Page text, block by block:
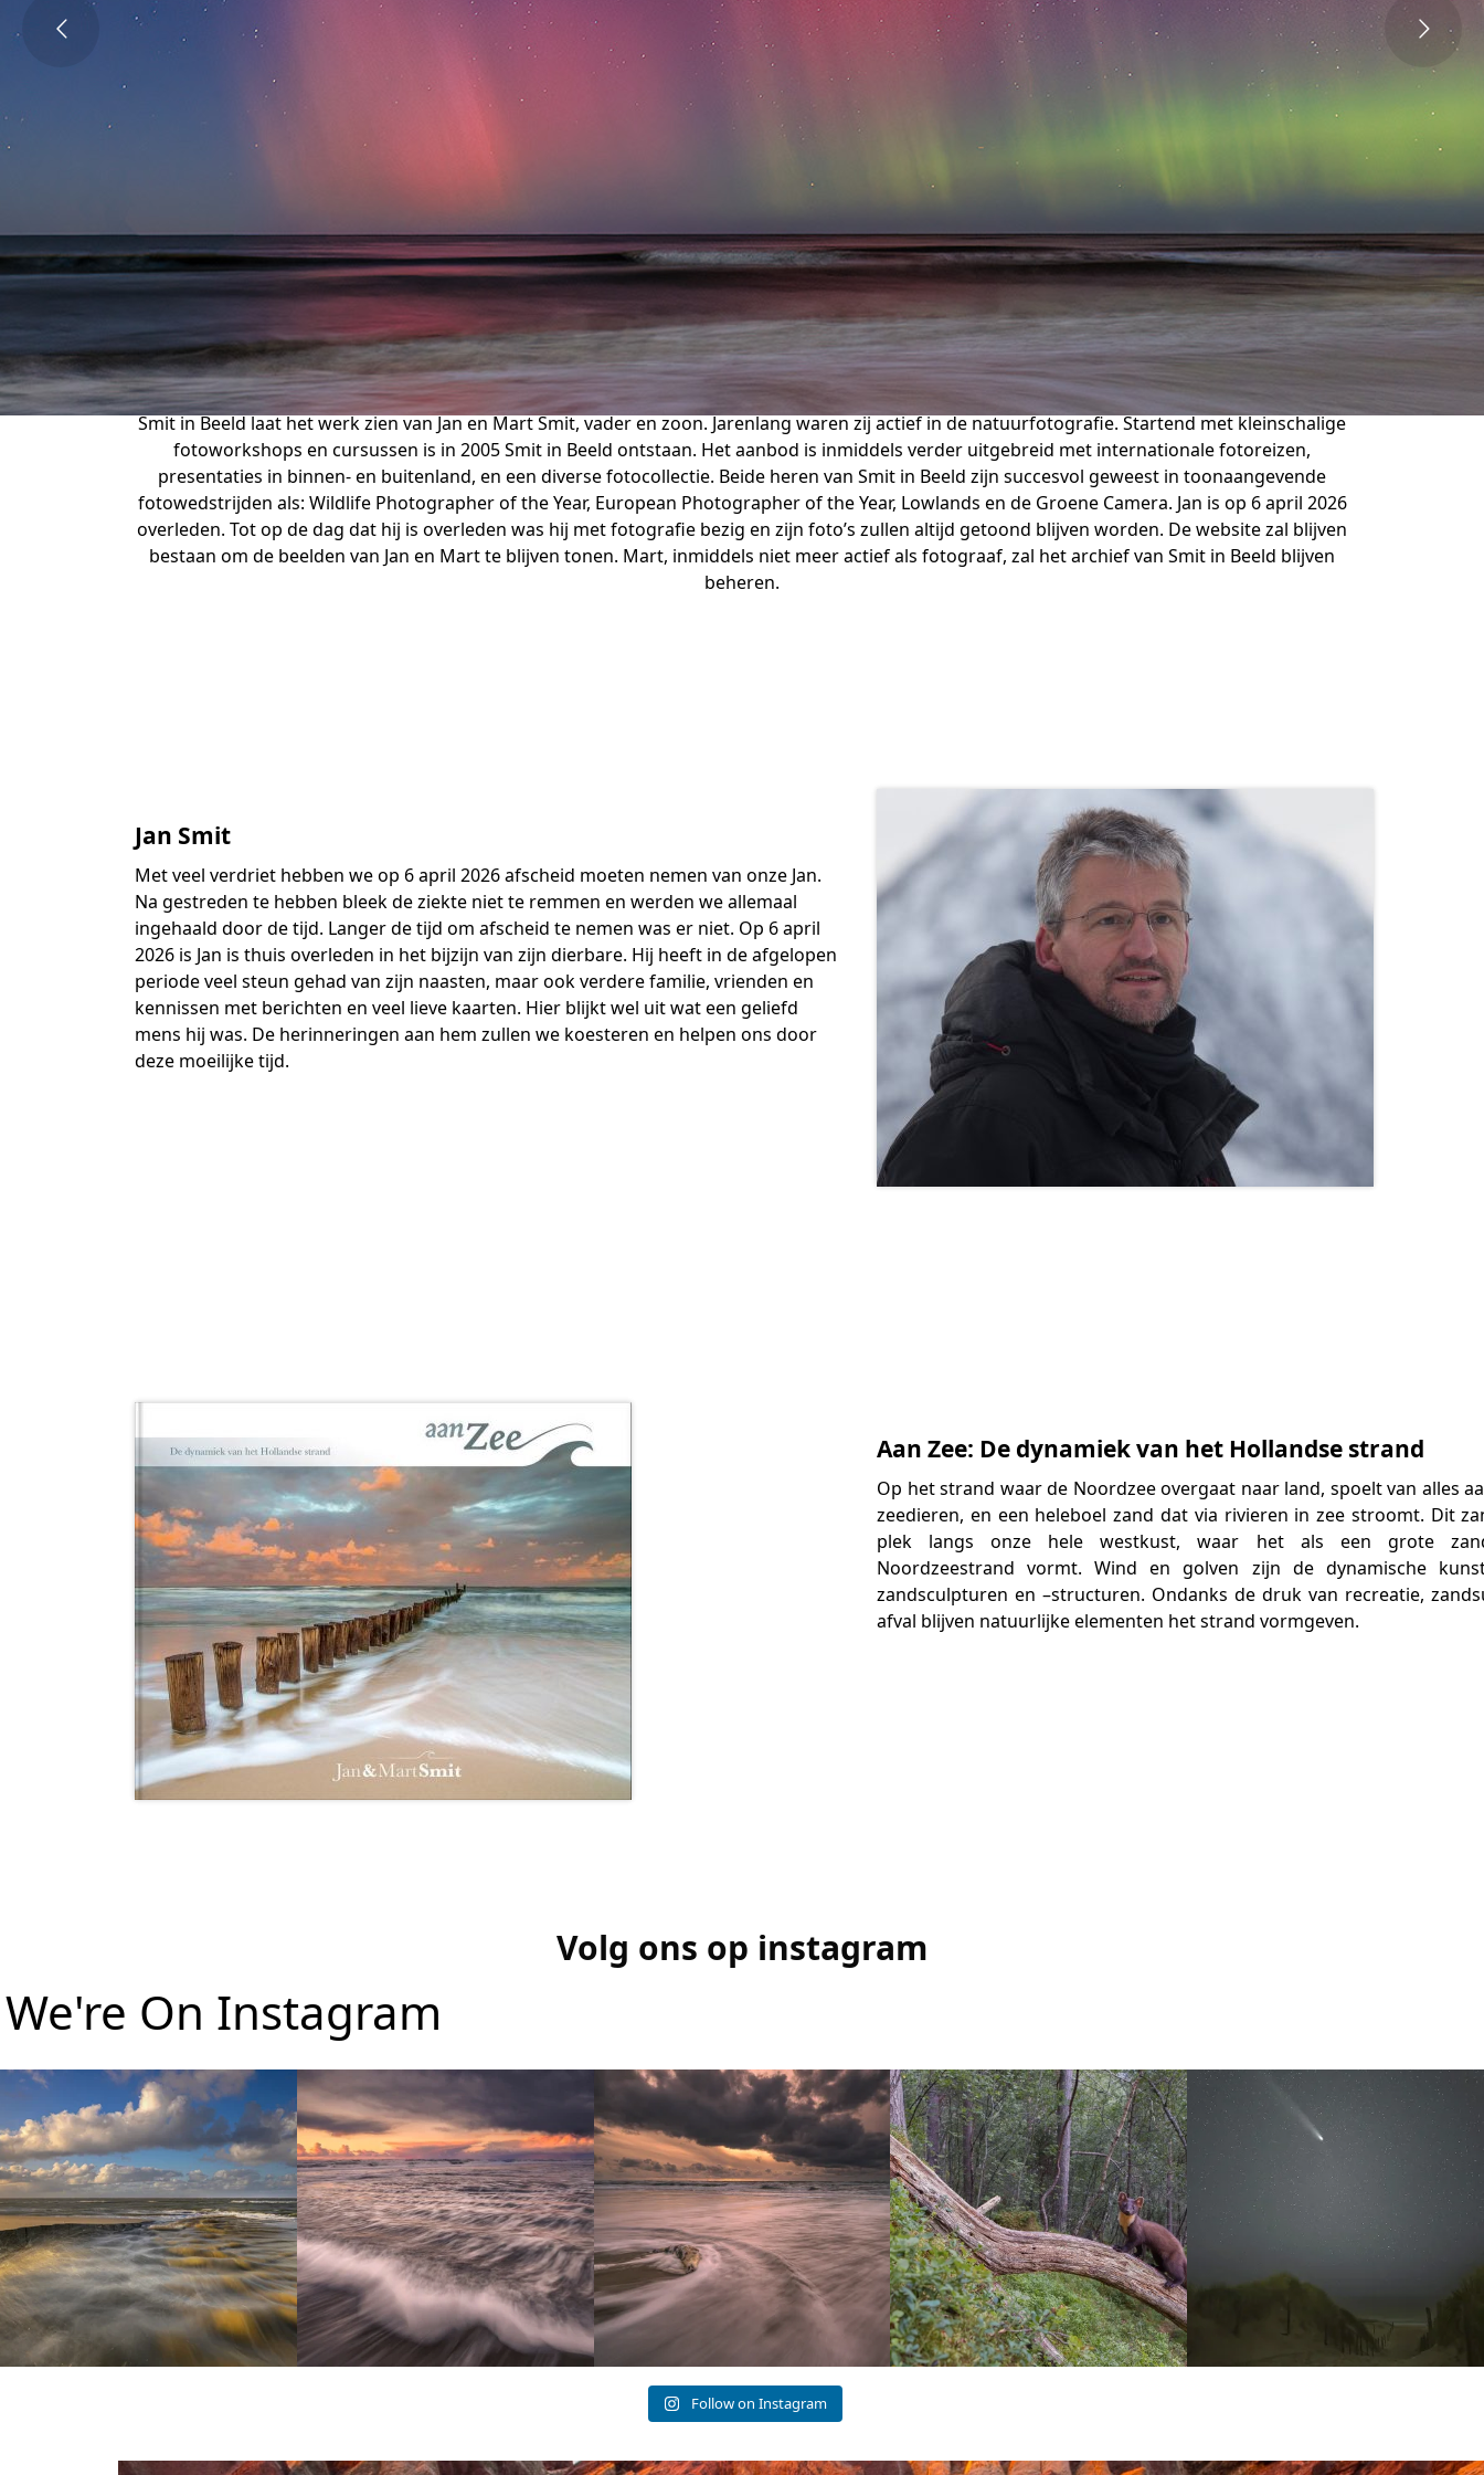
Smit in Beeld laat het werk zien van Jan en Mart Smit, vader en zoon. Jarenlang waren zij actief in de natuurfotografie. Startend met kleinschalige
fotoworkshops en cursussen is in 2005 Smit in Beeld ontstaan. Het aanbod is inmiddels verder uitgebreid met internationale fotoreizen,
presentaties in binnen- en buitenland, en een diverse fotocollectie. Beide heren van Smit in Beeld zijn succesvol geweest in toonaangevende
fotowedstrijden als: Wildlife Photographer of the Year, European Photographer of the Year, Lowlands en de Groene Camera. Jan is op 6 april 2026
overleden. Tot op de dag dat hij is overleden was hij met fotografie bezig en zijn foto’s zullen altijd getoond blijven worden. De website zal blijven
bestaan om de beelden van Jan en Mart te blijven tonen. Mart, inmiddels niet meer actief als fotograaf, zal het archief van Smit in Beeld blijven
beheren.
Jan Smit
Met veel verdriet hebben we op 6 april 2026 afscheid moeten nemen van onze Jan.
Na gestreden te hebben bleek de ziekte niet te remmen en werden we allemaal
ingehaald door de tijd. Langer de tijd om afscheid te nemen was er niet. Op 6 april
2026 is Jan is thuis overleden in het bijzijn van zijn dierbare. Hij heeft in de afgelopen
periode veel steun gehad van zijn naasten, maar ook verdere familie, vrienden en
kennissen met berichten en veel lieve kaarten. Hier blijkt wel uit wat een geliefd
mens hij was. De herinneringen aan hem zullen we koesteren en helpen ons door
deze moeilijke tijd.
Aan Zee: De dynamiek van het Hollandse strand
Op het strand waar de Noordzee overgaat naar land, spoelt van alles
zeedieren, en een heleboel zand dat via rivieren in zee stroomt. Dit
plek langs onze hele westkust, waar het als een grote
Noordzeestrand vormt. Wind en golven zijn de dynamische
zandsculpturen en –structuren. Ondanks de druk van recreatie,
afval blijven natuurlijke elementen het strand vormgeven.
Volg ons op instagram
We're On Instagram
Texel.
Last week, the day after the storm I...
This past week I had some time and really
wanted
Dead Seal
Yesterday towards the end of the day ...
Still working on a new presentation for the
Museon...
As a photographer with a preference for the
coast,
Follow on Instagram